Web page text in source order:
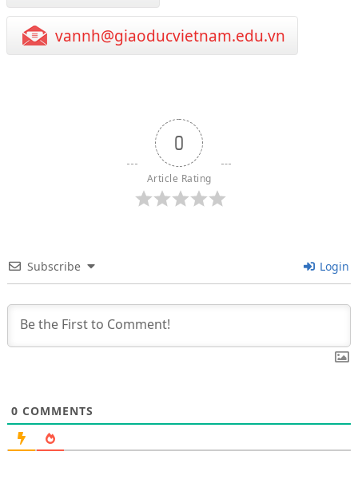
vannh@giaoducvietnam.edu.vn
0
Article Rating
Subscribe Login
0 COMMENTS